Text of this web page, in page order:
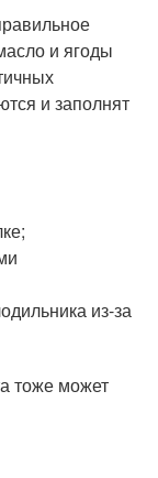
и ягоды
и заполнят
из-за
тоже может